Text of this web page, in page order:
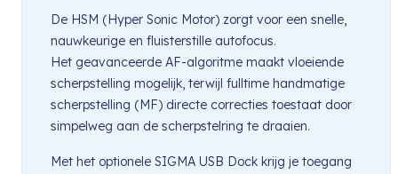
De HSM (Hyper Sonic Motor) zorgt voor een snelle,
nauwkeurige en fluisterstille autofocus.
Het geavanceerde AF-algoritme maakt vloeiende
scherpstelling mogelijk, terwijl fulltime handmatige
scherpstelling (MF) directe correcties toestaat door
simpelweg aan de scherpstelring te draaien.
Met het optionele SIGMA USB Dock krijg je toegang